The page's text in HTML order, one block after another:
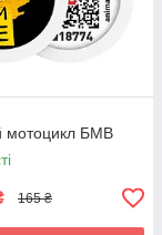
мотоцикл БМВ
165 ₴